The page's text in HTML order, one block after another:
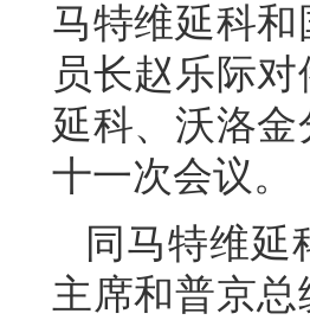
马特维延科
员长赵乐际
延科、沃洛
十一次会议。
同马特维延
主席和普京